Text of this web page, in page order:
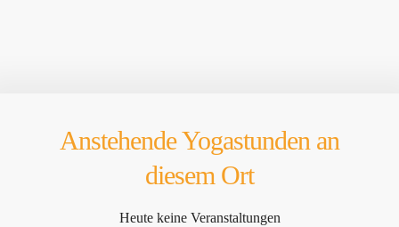
Anstehende Yogastunden an
diesem Ort
Heute keine Veranstaltungen